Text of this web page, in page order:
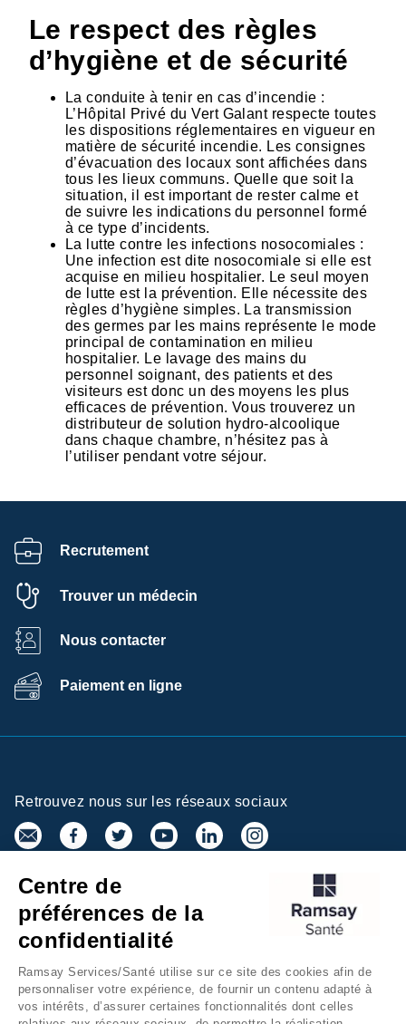
Le respect des règles
d’hygiène et de sécurité
La conduite à tenir en cas d’incendie :
L’Hôpital Privé du Vert Galant respecte toutes
les dispositions réglementaires en vigueur en
matière de sécurité incendie. Les consignes
d’évacuation des locaux sont affichées dans
tous les lieux communs. Quelle que soit la
situation, il est important de rester calme et
de suivre les indications du personnel formé
à ce type d’incidents.
La lutte contre les infections nosocomiales :
Une infection est dite nosocomiale si elle est
acquise en milieu hospitalier. Le seul moyen
de lutte est la prévention. Elle nécessite des
règles d’hygiène simples. La transmission
des germes par les mains représente le mode
principal de contamination en milieu
hospitalier. Le lavage des mains du
personnel soignant, des patients et des
visiteurs est donc un des moyens les plus
efficaces de prévention. Vous trouverez un
distributeur de solution hydro-alcoolique
dans chaque chambre, n’hésitez pas à
l’utiliser pendant votre séjour.
Recrutement
Trouver un médecin
Nous contacter
Paiement en ligne
Retrouvez nous sur les réseaux sociaux
Inscrivez-vous à la newsletter
Centre de
préférences de la
confidentialité
Ramsay Services/Santé utilise sur ce site des cookies afin de
personnaliser votre expérience, de fournir un contenu adapté à
vos intérêts, d’assurer certaines fonctionnalités dont celles